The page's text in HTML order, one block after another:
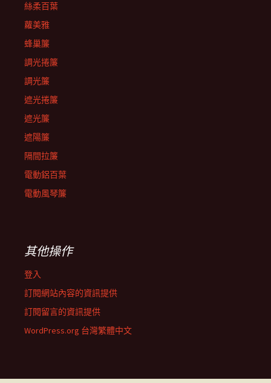
絲柔百葉
蘿美雅
蜂巢簾
調光捲簾
調光簾
遮光捲簾
遮光簾
遮陽簾
隔間拉簾
電動鋁百葉
電動風琴簾
其他操作
登入
訂閱網站內容的資訊提供
訂閱留言的資訊提供
WordPress.org 台灣繁體中文